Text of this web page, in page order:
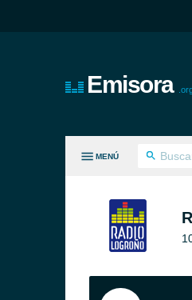
Emisora
MENÚ